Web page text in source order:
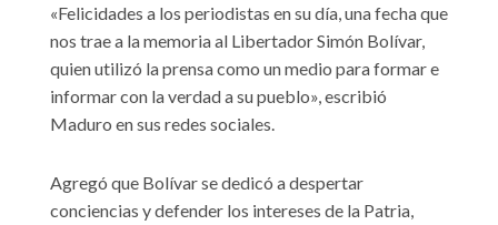
«Felicidades a los periodistas en su día, una fecha que
nos trae a la memoria al Libertador Simón Bolívar,
quien utilizó la prensa como un medio para formar e
informar con la verdad a su pueblo», escribió
Maduro en sus redes sociales.
Agregó que Bolívar se dedicó a despertar
conciencias y defender los intereses de la Patria,